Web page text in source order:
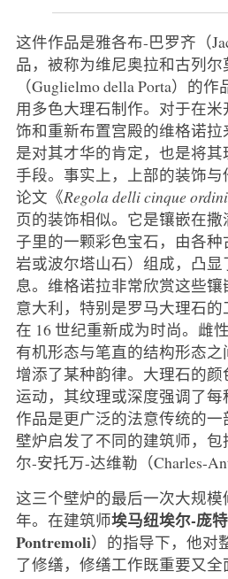
这件作品是雅各布-巴罗齐（
品，被称为维尼奥拉和古列
（Guglielmo della Porta）的
用多色大理石制作。对于在
饰和重新布置宫殿的维格诺
是对其才华的肯定，也是将
手段。事实上，上部的装饰与
论文《Regola delli cinque
页的装饰相似。它是镶嵌在
子里的一颗彩色宝石，由各
岩或波尔塔山石）组成，凸
息。维格诺拉非常欣赏这些
意大利，特别是罗马大理石
在 16 世纪重新成为时尚。雌
有机形态与笔直的结构形态
增添了某种韵律。大理石的
运动，其纹理或深度强调了
作品是更广泛的法意传统的
壁炉启发了不同的建筑师，包
尔-安托万-达维勒（Charles-
这三个壁炉的最后一次大规模
年。在建筑师埃马纽埃尔-庞
Pontremoli）的指导下，他对
了修缮，修缮工作既重要又